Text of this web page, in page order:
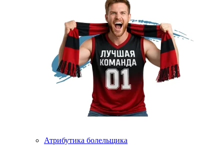
Атрибутика болельщика